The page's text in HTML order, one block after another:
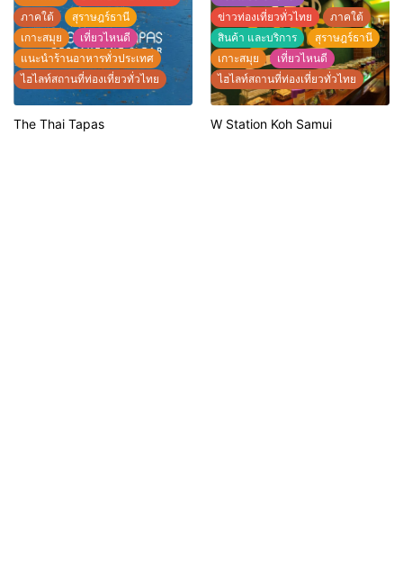
ภาคใต้
สุราษฎร์ธานี
เกาะสมุย
เที่ยวไหนดี
แนะนำร้านอาหารทั่วประเทศ
ไฮไลท์สถานที่ท่องเที่ยวทั่วไทย
The Thai Tapas
ข่าวท่องเที่ยวทั่วไทย
ภาคใต้
สินค้า และบริการ
สุราษฎร์ธานี
เกาะสมุย
เที่ยวไหนดี
ไฮไลท์สถานที่ท่องเที่ยวทั่วไทย
W Station Koh Samui